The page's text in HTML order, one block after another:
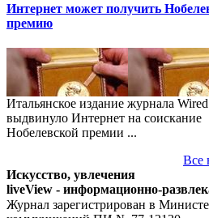
Интернет может получить
премию
Итальянское издание журнала Wired
выдвинуло Интернет на соискание
Нобелевской премии ...
Все
Искусство, увлечения
liveView - информационно-
Журнал зарегистрирован в